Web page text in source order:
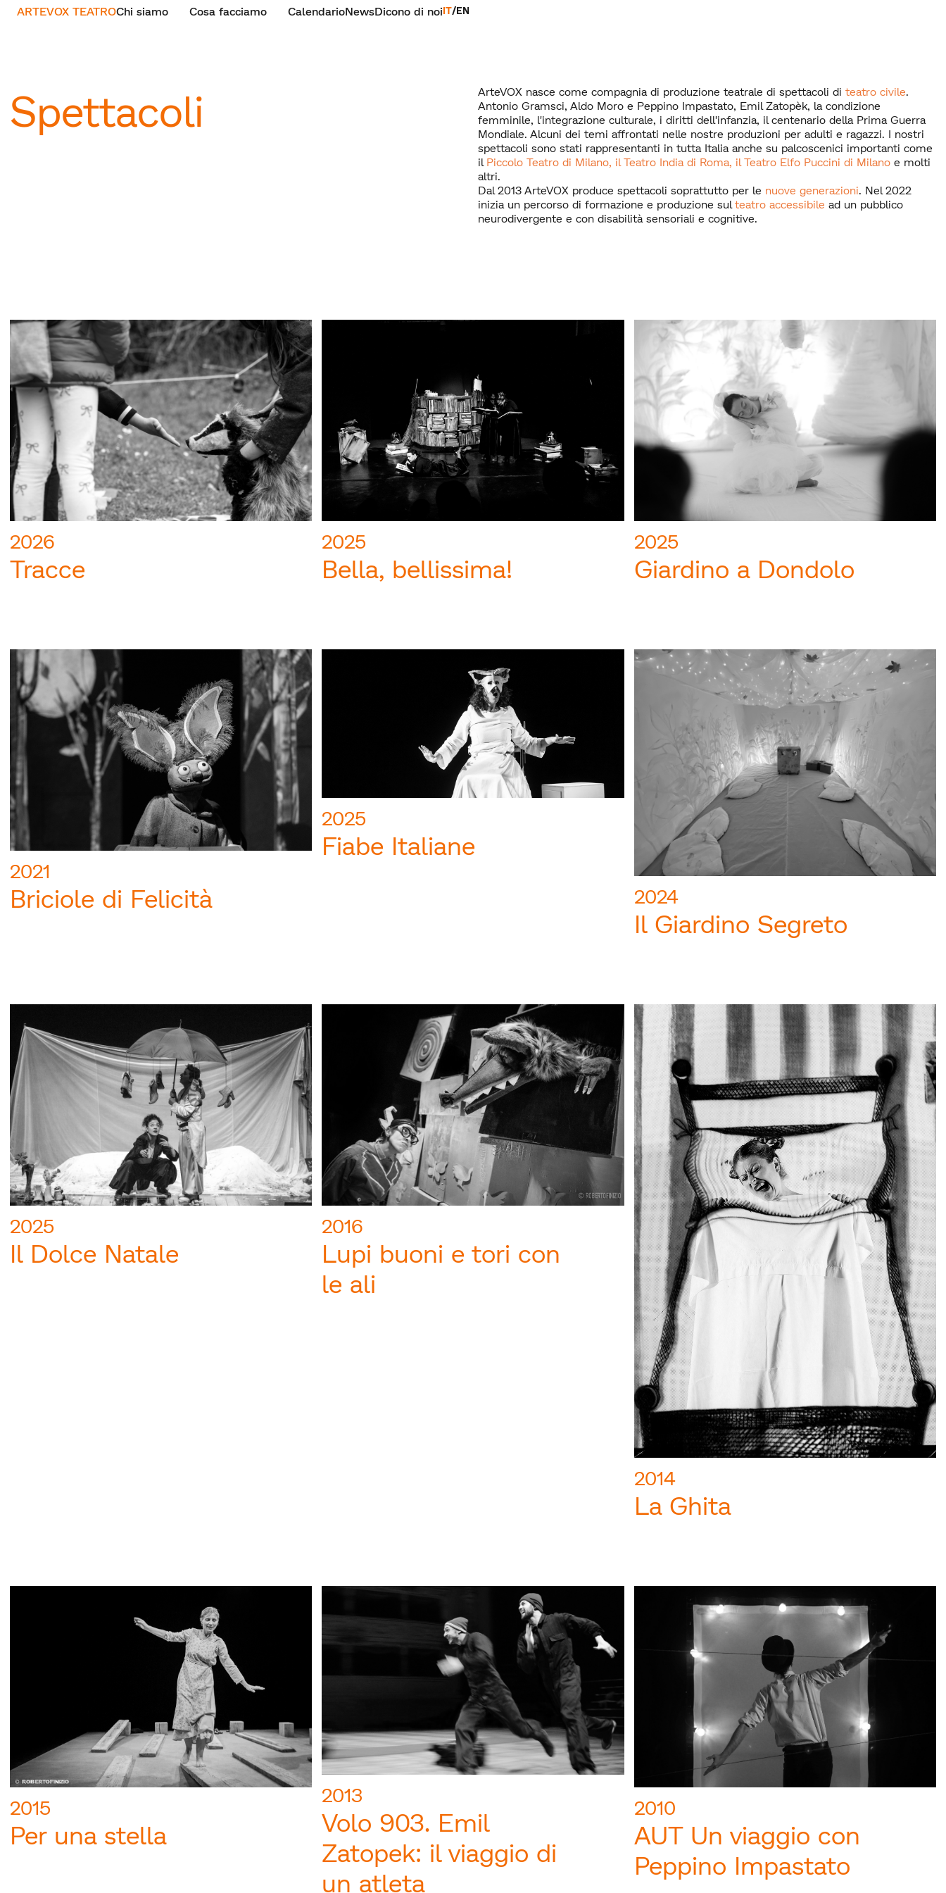
ARTEVOX TEATROChi siamo Cosa facciamo CalendarioNewsDicono di noiIT/EN
Spettacoli ArteVOX nasce come compagnia di produzione teatrale di spettacoli di teatro civile.
Antonio Gramsci, Aldo Moro e Peppino Impastato, Emil Zatopèk, la condizione
femminile, l'integrazione culturale, i diritti dell'infanzia, il centenario della Prima Guerra
Mondiale. Alcuni dei temi affrontati nelle nostre produzioni per adulti e ragazzi. I nostri
spettacoli sono stati rappresentanti in tutta Italia anche su palcoscenici importanti come
il Piccolo Teatro di Milano, il Teatro India di Roma, il Teatro Elfo Puccini di Milanoe molti
altri.
Dal 2013 ArteVOX produce spettacoli soprattutto per le nuove generazioni. Nel 2022
inizia un percorso di formazione e produzione sul teatro accessibile ad un pubblico
neurodivergente e con disabilità sensoriali e cognitive.
2026
Tracce
2025
Bella, bellissima!
2025
Giardino a Dondolo
2021
Briciole di Felicità
2025
Fiabe Italiane
2024
Il Giardino Segreto
2025
Il Dolce Natale
2016
Lupi buoni e tori con
le ali
2014
La Ghita
2015
Per una stella
2013
Volo 903. Emil
Zatopek: il viaggio di
un atleta
2010
AUT Un viaggio con
Peppino Impastato